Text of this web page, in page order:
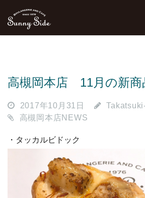
高槻岡本店 11月の新商
2017年10月31日
高槻岡本店NEWS
・タッカルビドック